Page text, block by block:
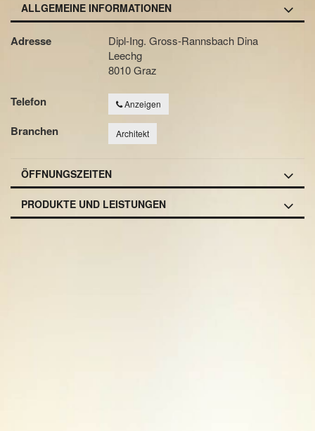
ALLGEMEINE INFORMATIONEN
Adresse
Dipl-Ing. Gross-Rannsbach Dina
Leechg
8010 Graz
Telefon Anzeigen
Branchen Architekt
ÖFFNUNGSZEITEN
PRODUKTE UND LEISTUNGEN